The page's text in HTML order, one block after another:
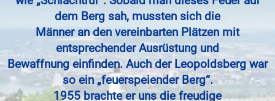
dem Berg sah, mussten sich die
Männer an den vereinbarten Plätzen mit
entsprechender Ausrüstung und
Bewaffnung einfinden. Auch der Leopoldsberg war
so ein „feuerspeiender Berg“.
1955 brachte er uns die freudige